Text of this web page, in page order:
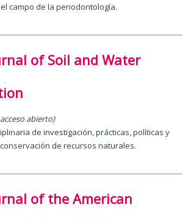
campo de la periodontología.
of Soil and Water
abierto)
de investigación, prácticas, políticas y
de recursos naturales.
of the American